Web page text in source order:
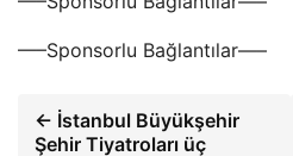
—–Sponsorlu Bağlantılar—–
← İstanbul Büyükşehir
Şehir Tiyatroları üç